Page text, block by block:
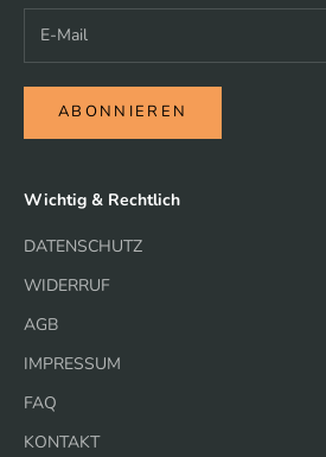
ABONNIEREN
Wichtig & Rechtlich
DATENSCHUTZ
WIDERRUF
AGB
IMPRESSUM
FAQ
KONTAKT